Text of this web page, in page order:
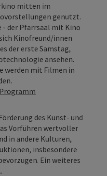
mitten im
genutzt.
der Pfarrsaal mit Kino
Kinofreund/innen
der erste Samstag,
ansehen.
werden mit Filmen in
Programm
des Kunst- und
Vorführen wertvoller
in andere Kulturen,
insbesondere
Ein weiteres